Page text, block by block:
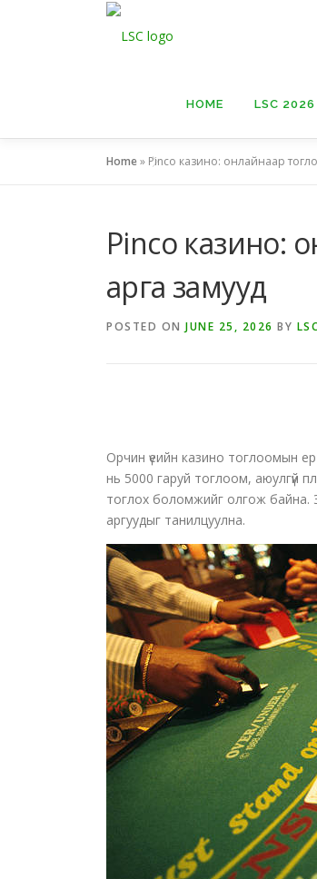
HOME LSC 2026
Home» Pinco казино: онлайнаар
Pinco казино:
арга замууд
POSTED ON JUNE 25, 2026 BY
Орчин үеийн казино тоглоомын
нь 5000 гаруй тоглоом, аюулгүй
тоглох боломжийг олгож байна.
аргуудыг танилцуулна.